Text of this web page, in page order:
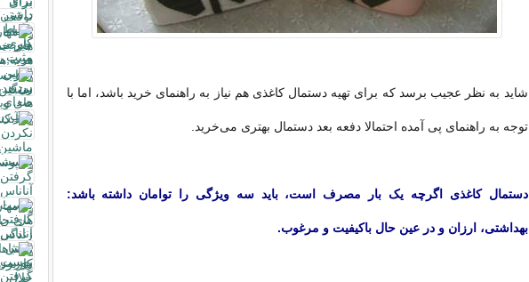
شاید به نظر عجیب برسد که برای تهیه دستمال کاغذی هم نیاز به راهنمای خرید باشد، اما با
توجه به راهنمای پی آمده احتمالا دفعه بعد دستمال بهتری می‌خرید.
‌دستمال کاغذی اگرچه یک بار مصرف است، باید سه ویژگی را توامان داشته باشد:
بهداشتی، ارزان و در عین حال باکیفیت و مرغوب. ‌